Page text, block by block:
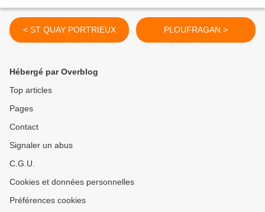
< ST QUAY PORTRIEUX PLOUFRAGAN >
Hébergé par Overblog
Top articles
Pages
Contact
Signaler un abus
C.G.U.
Cookies et données personnelles
Préférences cookies